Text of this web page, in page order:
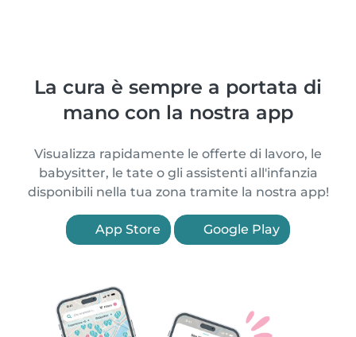
La cura è sempre a portata di
mano con la nostra app
Visualizza rapidamente le offerte di lavoro, le
babysitter, le tate o gli assistenti all'infanzia
disponibili nella tua zona tramite la nostra app!
App Store Google Play